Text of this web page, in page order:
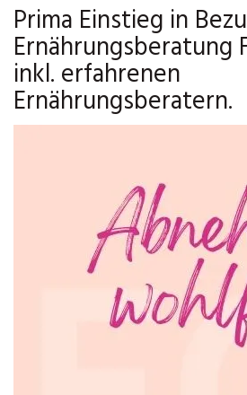
Prima Einstieg in
Ernährungsberatung
inkl. erfahrenen
Ernährungsberatern.